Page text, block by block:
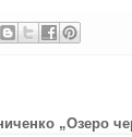
„Озеро